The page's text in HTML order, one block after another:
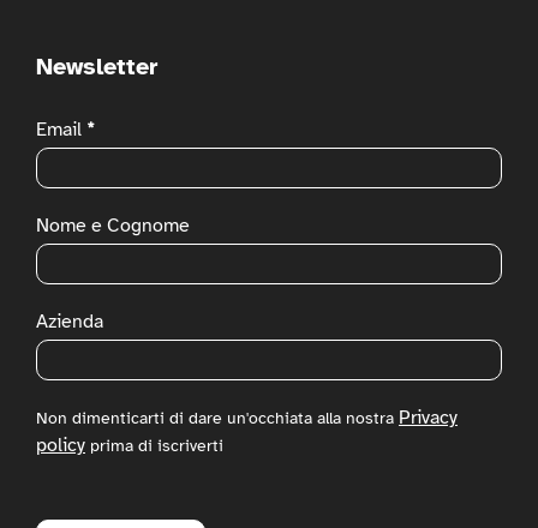
Newsletter
Newsletter
Email *
Nome e Cognome
Azienda
Non dimenticarti di dare un'occhiata alla nostra Privacy
policy prima di iscriverti